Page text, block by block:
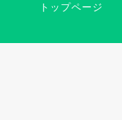
トップページ